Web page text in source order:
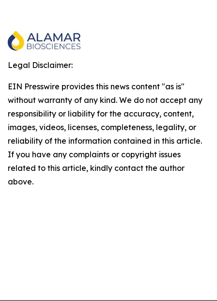
Legal Disclaimer:
EIN Presswire provides this news content "as is"
without warranty of any kind. We do not accept any
responsibility or liability for the accuracy, content,
images, videos, licenses, completeness, legality, or
reliability of the information contained in this article.
If you have any complaints or copyright issues
related to this article, kindly contact the author
above.